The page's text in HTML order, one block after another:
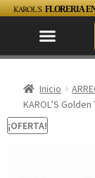
KAROL´S FLORERIA EN
Inicio
KAROL’S
¡OFERTA!